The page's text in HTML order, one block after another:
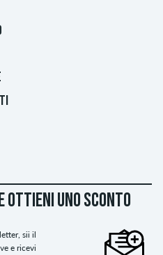
ottieni uno sconto
sii il
e ricevi